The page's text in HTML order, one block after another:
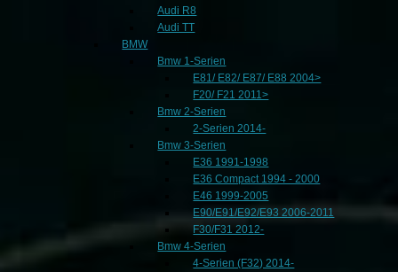
Audi R8
Audi TT
BMW
Bmw 1-Serien
E81/ E82/ E87/ E88 2004>
F20/ F21 2011>
Bmw 2-Serien
2-Serien 2014-
Bmw 3-Serien
E36 1991-1998
E36 Compact 1994 - 2000
E46 1999-2005
E90/E91/E92/E93 2006-2011
F30/F31 2012-
Bmw 4-Serien
4-Serien (F32) 2014-